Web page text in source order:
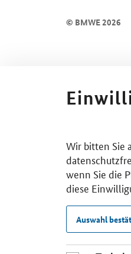
© BMWE 2026
Wir bitten Sie
wenn Sie die
diese
Auswahl